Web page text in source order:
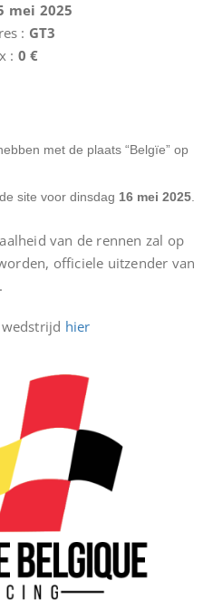
mei 2025
: GT3
: 0 €
met de plaats “Belgïe” op
site voor dinsdag 16 mei 2025.
van de rennen zal op
officiele uitzender van
hier